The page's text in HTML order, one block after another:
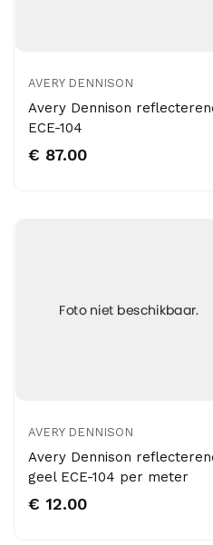
AVERY DENNISON
Avery Dennison
ECE-104
€ 87.00
AVERY DENNISON
Avery Dennison
geel ECE-104 per meter
€ 12.00